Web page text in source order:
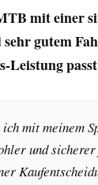
mit einer
gutem
Leistung
mit meinem
und